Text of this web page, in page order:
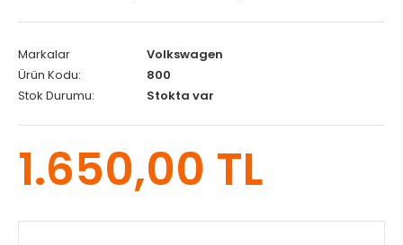
Markalar
Volkswagen
Ürün Kodu:
800
Stok Durumu:
Stokta var
1.650,00 TL